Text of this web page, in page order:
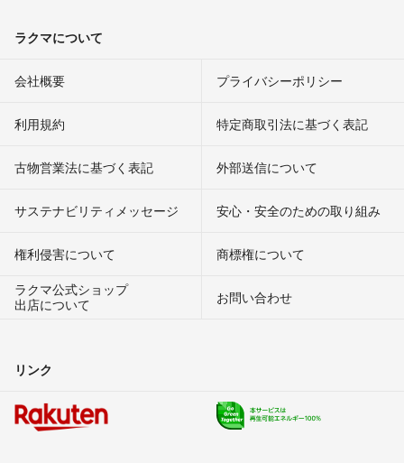
ラクマについて
会社概要 プライバシーポリシー
利用規約 特定商取引法に基づく表記
古物営業法に基づく表記 外部送信について
サステナビリティメッセージ 安心・安全のための取り組み
権利侵害について
商標権について
ラクマ公式ショップ
出店について
お問い合わせ
リンク